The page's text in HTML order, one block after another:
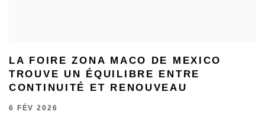
LA FOIRE ZONA MACO DE MEXICO
TROUVE UN ÉQUILIBRE ENTRE
CONTINUITÉ ET RENOUVEAU
6 FÉV 2026